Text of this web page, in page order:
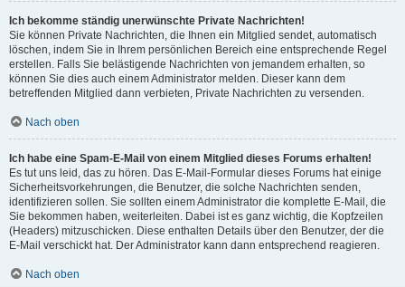
Ich bekomme ständig unerwünschte Private Nachrichten!
Sie können Private Nachrichten, die Ihnen ein Mitglied sendet, automatisch
löschen, indem Sie in Ihrem persönlichen Bereich eine entsprechende Regel
erstellen. Falls Sie belästigende Nachrichten von jemandem erhalten, so
können Sie dies auch einem Administrator melden. Dieser kann dem
betreffenden Mitglied dann verbieten, Private Nachrichten zu versenden.
Nach oben
Ich habe eine Spam-E-Mail von einem Mitglied dieses Forums erhalten!
Es tut uns leid, das zu hören. Das E-Mail-Formular dieses Forums hat einige
Sicherheitsvorkehrungen, die Benutzer, die solche Nachrichten senden,
identifizieren sollen. Sie sollten einem Administrator die komplette E-Mail, die
Sie bekommen haben, weiterleiten. Dabei ist es ganz wichtig, die Kopfzeilen
(Headers) mitzuschicken. Diese enthalten Details über den Benutzer, der die
E-Mail verschickt hat. Der Administrator kann dann entsprechend reagieren.
Nach oben